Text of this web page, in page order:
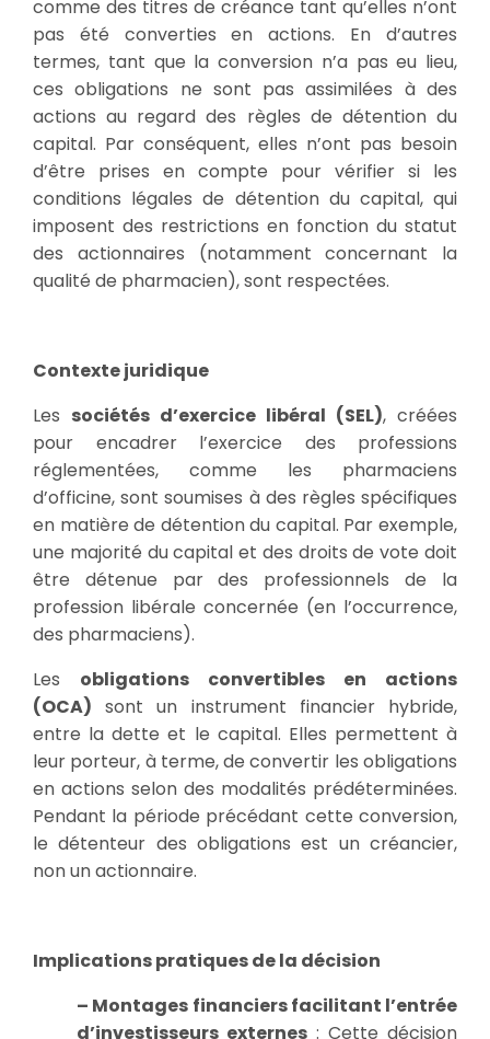
comme des titres de créance tant qu’elles n’ont
pas été converties en actions. En d’autres
termes, tant que la conversion n’a pas eu lieu,
ces obligations ne sont pas assimilées à des
actions au regard des règles de détention du
capital. Par conséquent, elles n’ont pas besoin
d’être prises en compte pour vérifier si les
conditions légales de détention du capital, qui
imposent des restrictions en fonction du statut
des actionnaires (notamment concernant la
qualité de pharmacien), sont respectées.
Contexte juridique
Les sociétés d’exercice libéral (SEL), créées
pour encadrer l’exercice des professions
réglementées, comme les pharmaciens
d’officine, sont soumises à des règles spécifiques
en matière de détention du capital. Par exemple,
une majorité du capital et des droits de vote doit
être détenue par des professionnels de la
profession libérale concernée (en l’occurrence,
des pharmaciens).
Les obligations convertibles en actions
(OCA) sont un instrument financier hybride,
entre la dette et le capital. Elles permettent à
leur porteur, à terme, de convertir les obligations
en actions selon des modalités prédéterminées.
Pendant la période précédant cette conversion,
le détenteur des obligations est un créancier,
non un actionnaire.
Implications pratiques de la décision
– Montages financiers facilitant l’entrée
d’investisseurs externes : Cette décision